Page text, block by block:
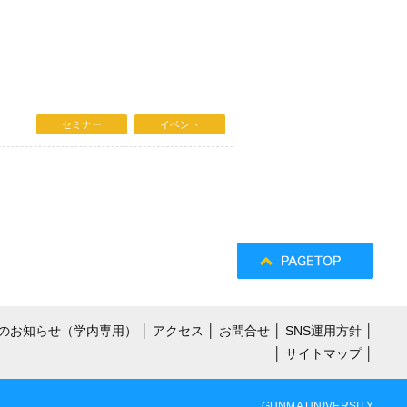
イベント
セミナー
お知らせ（学内専用） アクセス お問合せ SNS運用方針
サイトマップ